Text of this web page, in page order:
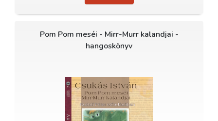
Pom Pom meséi - Mirr-Murr kalandjai -
hangoskönyv